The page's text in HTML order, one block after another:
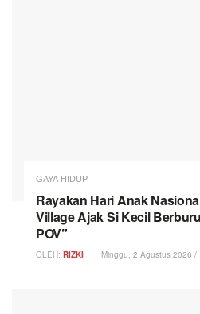
GAYA HIDUP
Rayakan Hari Anak
Village Ajak Si Kecil
POV”
OLEH: RIZKI Minggu, 2 Agustus 2026 /